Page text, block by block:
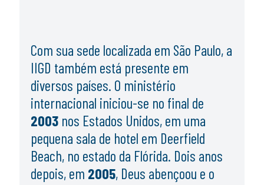
Com sua sede localizada em São Paulo, a
IIGD também está presente em
diversos países. O ministério
internacional iniciou-se no final de
2003 nos Estados Unidos, em uma
pequena sala de hotel em Deerfield
Beach, no estado da Flórida. Dois anos
depois, em 2005, Deus abençoou e o